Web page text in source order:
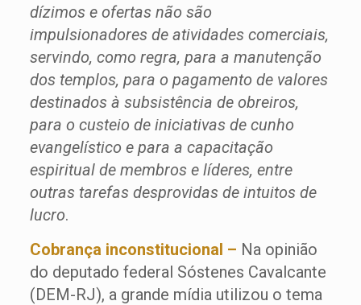
dízimos e ofertas não são
impulsionadores de atividades comerciais,
servindo, como regra, para a manutenção
dos templos, para o pagamento de valores
destinados à subsistência de obreiros,
para o custeio de iniciativas de cunho
evangelístico e para a capacitação
espiritual de membros e líderes, entre
outras tarefas desprovidas de intuitos de
lucro.
Cobrança inconstitucional – Na opinião
do deputado federal Sóstenes Cavalcante
(DEM-RJ), a grande mídia utilizou o tema